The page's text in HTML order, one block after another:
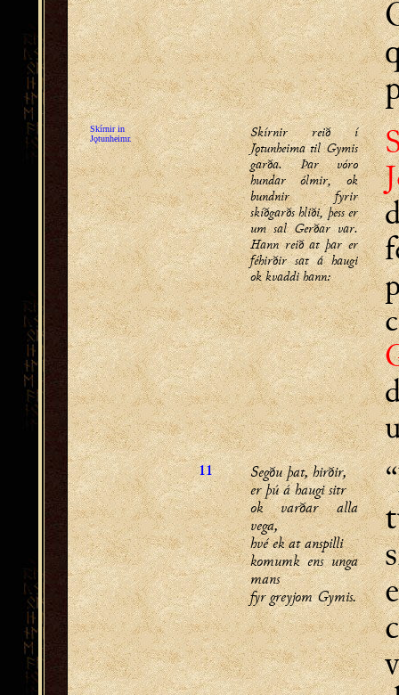
Skírnir in
Jǫtunheimr.
Skírnir reið í
Jǫtunheima til Gymis
garða. Þar vóro
hundar ólmir, ok
bundnir fyrir
skíðgarðs hliði, þess er
um sal Gerðar var.
Hann reið at þar er
féhirðir sat á haugi
ok kvaddi hann:
11
Segðu þat, hirðir,
er þú á haugi sitr
ok varðar alla
vega,
hvé ek at anspilli
komumk ens unga
mans
fyr greyjom Gymis.